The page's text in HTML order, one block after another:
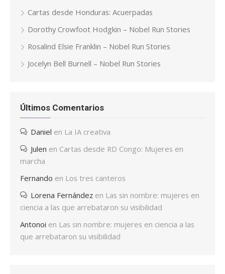
Cartas desde Honduras: Acuerpadas
Dorothy Crowfoot Hodgkin – Nobel Run Stories
Rosalind Elsie Franklin – Nobel Run Stories
Jocelyn Bell Burnell – Nobel Run Stories
Últimos Comentarios
Daniel en La IA creativa
Julen en Cartas desde RD Congo: Mujeres en
marcha
Fernando en Los tres canteros
Lorena Fernández en Las sin nombre: mujeres en
ciencia a las que arrebataron su visibilidad
Antonoi en Las sin nombre: mujeres en ciencia a las
que arrebataron su visibilidad